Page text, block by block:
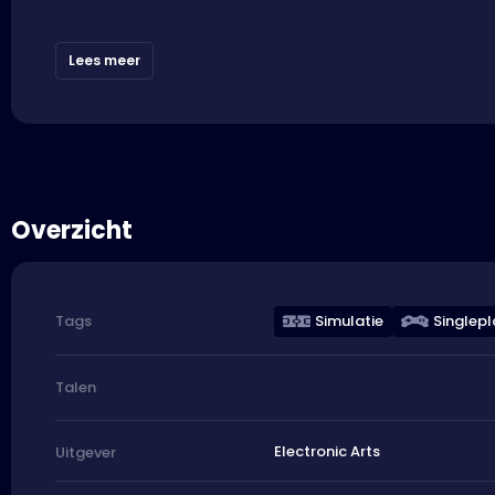
Lees meer
Overzicht
Tags Simulatie
Talen
Uitgever Electronic Arts